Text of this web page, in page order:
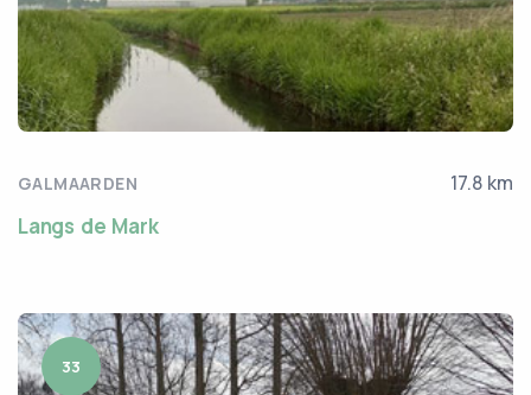
GALMAARDEN 17.8 km
Langs de Mark
33